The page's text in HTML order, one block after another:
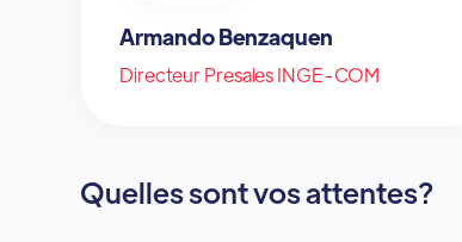
Armando Benzaquen
Directeur Presales INGE-COM
Quelles sont vos attentes?